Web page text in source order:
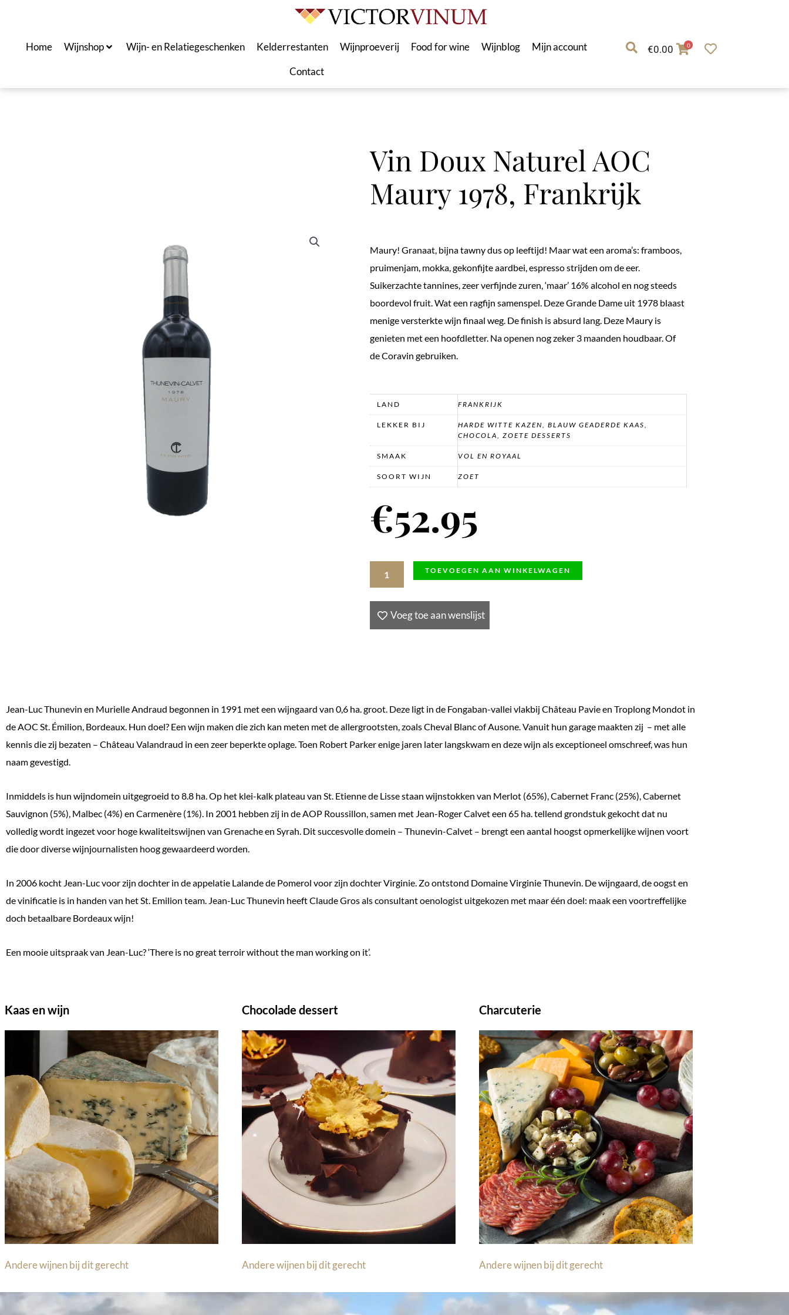
Home Wijnshop Wijn- en Relatiegeschenken Kelderrestanten Wijnproeverij Food for wine Wijnblog
Mijn account
Contact
€0.00 0
Vin Doux Naturel AOC
Maury 1978, Frankrijk
Maury! Granaat, bijna tawny dus op leeftijd! Maar wat een aroma’s: framboos,
pruimenjam, mokka, gekonfijte aardbei, espresso strijden om de eer.
Suikerzachte tannines, zeer verfijnde zuren, ‘maar’ 16% alcohol en nog steeds
boordevol fruit. Wat een ragfijn samenspel. Deze Grande Dame uit 1978 blaast
menige versterkte wijn finaal weg. De finish is absurd lang. Deze Maury is
genieten met een hoofdletter. Na openen nog zeker 3 maanden houdbaar. Of
de Coravin gebruiken.
LAND FRANKRIJK
LEKKER BIJ
HARDE WITTE KAZEN, BLAUW GEADERDE KAAS,
CHOCOLA, ZOETE DESSERTS
SMAAK VOL EN ROYAAL
SOORT WIJN ZOET
€52.95
Doux
AOC
TOEVOEGEN AAN WINKELWAGEN
Voeg toe aan wenslijst
Jean-Luc Thunevin en Murielle Andraud begonnen in 1991 met een wijngaard van 0,6 ha. groot. Deze ligt in de Fongaban-vallei vlakbij Château Pavie en Troplong Mondot in
de AOC St. Émilion, Bordeaux. Hun doel? Een wijn maken die zich kan meten met de allergrootsten, zoals Cheval Blanc of Ausone. Vanuit hun garage maakten zij – met alle
kennis die zij bezaten – Château Valandraud in een zeer beperkte oplage. Toen Robert Parker enige jaren later langskwam en deze wijn als exceptioneel omschreef, was hun
naam gevestigd.
Inmiddels is hun wijndomein uitgegroeid to 8.8 ha. Op het klei-kalk plateau van St. Etienne de Lisse staan wijnstokken van Merlot (65%), Cabernet Franc (25%), Cabernet
Sauvignon (5%), Malbec (4%) en Carmenère (1%). In 2001 hebben zij in de AOP Roussillon, samen met Jean-Roger Calvet een 65 ha. tellend grondstuk gekocht dat nu
volledig wordt ingezet voor hoge kwaliteitswijnen van Grenache en Syrah. Dit succesvolle domein – Thunevin-Calvet – brengt een aantal hoogst opmerkelijke wijnen voort
die door diverse wijnjournalisten hoog gewaardeerd worden.
In 2006 kocht Jean-Luc voor zijn dochter in de appelatie Lalande de Pomerol voor zijn dochter Virginie. Zo ontstond Domaine Virginie Thunevin. De wijngaard, de oogst en
de vinificatie is in handen van het St. Emilion team. Jean-Luc Thunevin heeft Claude Gros als consultant oenologist uitgekozen met maar één doel: maak een voortreffelijke
doch betaalbare Bordeaux wijn!
Een mooie uitspraak van Jean-Luc? ‘There is no great terroir without the man working on it’.
Kaas en wijn
Andere wijnen bij dit gerecht
Chocolade dessert
Andere wijnen bij dit gerecht
Charcuterie
Andere wijnen bij dit gerecht